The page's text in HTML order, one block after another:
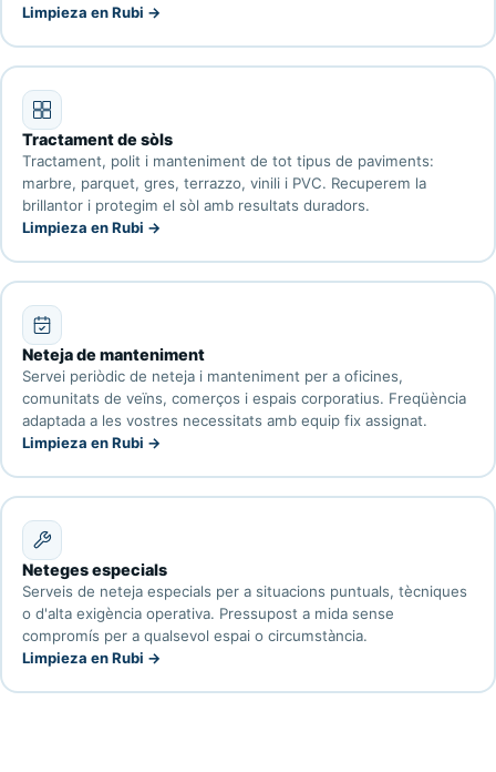
Limpieza en Rubi →
Tractament de sòls
Tractament, polit i manteniment de tot tipus de paviments:
marbre, parquet, gres, terrazzo, vinili i PVC. Recuperem la
brillantor i protegim el sòl amb resultats duradors.
Limpieza en Rubi →
Neteja de manteniment
Servei periòdic de neteja i manteniment per a oficines,
comunitats de veïns, comerços i espais corporatius. Freqüència
adaptada a les vostres necessitats amb equip fix assignat.
Limpieza en Rubi →
Neteges especials
Serveis de neteja especials per a situacions puntuals, tècniques
o d'alta exigència operativa. Pressupost a mida sense
compromís per a qualsevol espai o circumstància.
Limpieza en Rubi →